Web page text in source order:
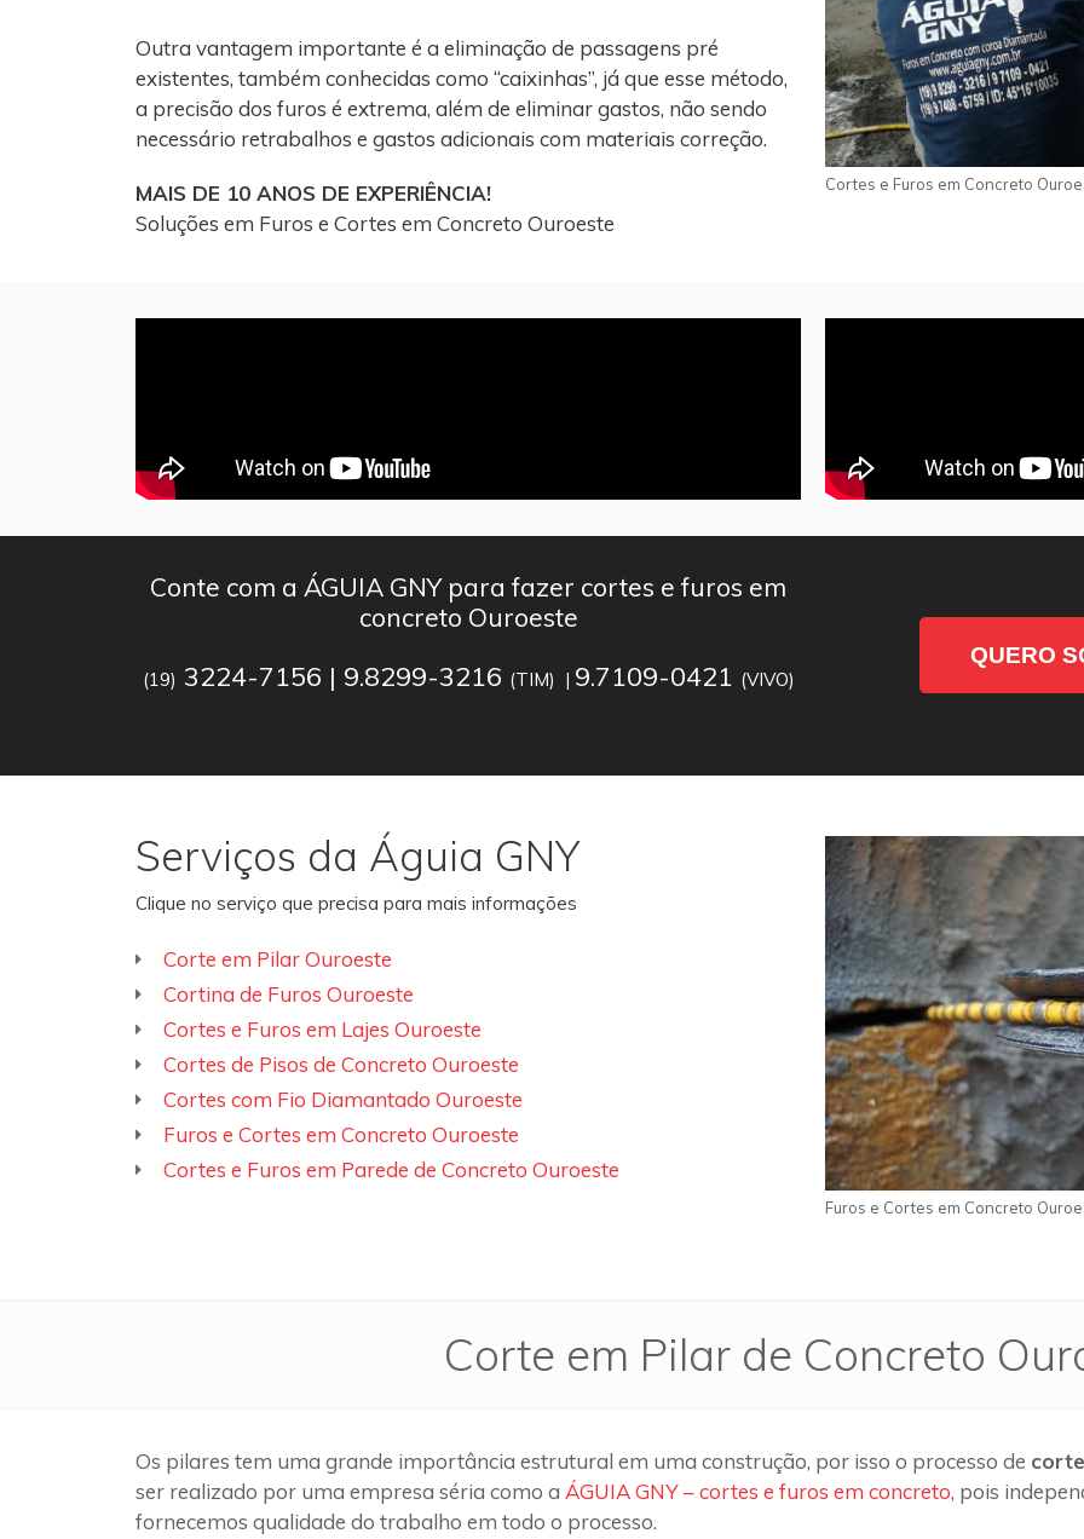
Outra vantagem importante é a eliminação de passagens pré
existentes, também conhecidas como “caixinhas”, já que esse método,
a precisão dos furos é extrema, além de eliminar gastos, não sendo
necessário retrabalhos e gastos adicionais com materiais correção.
MAIS DE 10 ANOS DE EXPERIÊNCIA!
Soluções em Furos e Cortes em Concreto Ouroeste
Cortes e Furos em Concreto
Conte com a ÁGUIA GNY para fazer cortes e furos em
concreto Ouroeste
(19) 3224-7156 | 9.8299-3216 (TIM) | 9.7109-0421 (VIVO)
QUERO
Serviços da Águia GNY
Clique no serviço que precisa para mais informações
Corte em Pilar Ouroeste
Cortina de Furos Ouroeste
Cortes e Furos em Lajes Ouroeste
Cortes de Pisos de Concreto Ouroeste
Cortes com Fio Diamantado Ouroeste
Furos e Cortes em Concreto Ouroeste
Cortes e Furos em Parede de Concreto Ouroeste
Furos e Cortes em Concreto
Corte em Pilar de Concreto
Os pilares tem uma grande importância estrutural em uma construção, por isso o processo de
ser realizado por uma empresa séria como a ÁGUIA GNY – cortes e furos em concreto, pois
fornecemos qualidade do trabalho em todo o processo.